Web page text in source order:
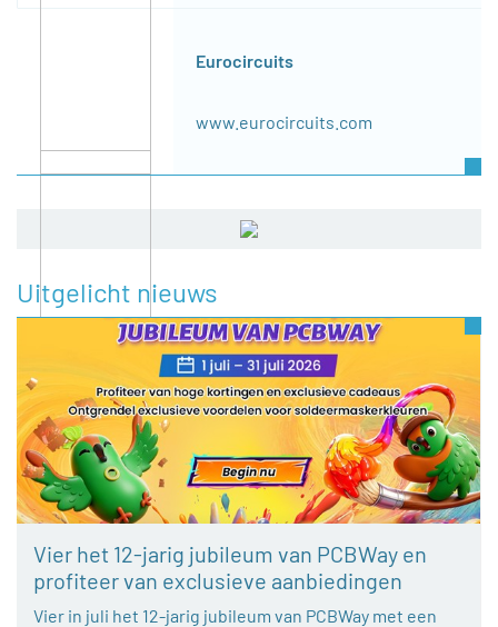
Eurocircuits
www.eurocircuits.com
Uitgelicht nieuws
Vier het 12-jarig jubileum van PCBWay en
profiteer van exclusieve aanbiedingen
Vier in juli het 12-jarig jubileum van PCBWay met een